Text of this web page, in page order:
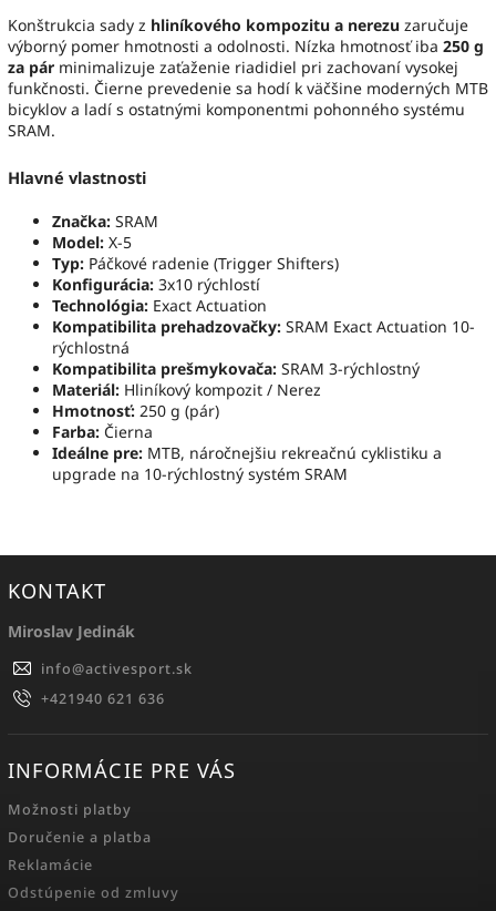
Konštrukcia sady z hliníkového kompozitu a nerezu zaručuje
výborný pomer hmotnosti a odolnosti. Nízka hmotnosť iba 250 g
za pár minimalizuje zaťaženie riadidiel pri zachovaní vysokej
funkčnosti. Čierne prevedenie sa hodí k väčšine moderných MTB
bicyklov a ladí s ostatnými komponentmi pohonného systému
SRAM.
Hlavné vlastnosti
Značka: SRAM
Model: X-5
Typ: Páčkové radenie (Trigger Shifters)
Konfigurácia: 3x10 rýchlostí
Technológia: Exact Actuation
Kompatibilita prehadzovačky: SRAM Exact Actuation 10-
rýchlostná
Kompatibilita prešmykovača: SRAM 3-rýchlostný
Materiál: Hliníkový kompozit / Nerez
Hmotnosť: 250 g (pár)
Farba: Čierna
Ideálne pre: MTB, náročnejšiu rekreačnú cyklistiku a
upgrade na 10-rýchlostný systém SRAM
KONTAKT
Miroslav Jedinák
info@activesport.sk
+421940 621 636
INFORMÁCIE PRE VÁS
Možnosti platby
Doručenie a platba
Reklamácie
Odstúpenie od zmluvy